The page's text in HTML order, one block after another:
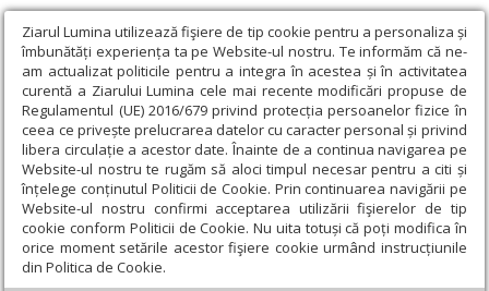
Ziarul Lumina utilizează fişiere de tip cookie pentru a personaliza și
îmbunătăți experiența ta pe Website-ul nostru. Te informăm că ne-
am actualizat politicile pentru a integra în acestea și în activitatea
curentă a Ziarului Lumina cele mai recente modificări propuse de
Regulamentul (UE) 2016/679 privind protecția persoanelor fizice în
ceea ce privește prelucrarea datelor cu caracter personal și privind
libera circulație a acestor date. Înainte de a continua navigarea pe
Website-ul nostru te rugăm să aloci timpul necesar pentru a citi și
înțelege conținutul Politicii de Cookie. Prin continuarea navigării pe
Website-ul nostru confirmi acceptarea utilizării fişierelor de tip
cookie conform Politicii de Cookie. Nu uita totuși că poți modifica în
orice moment setările acestor fişiere cookie urmând instrucțiunile
din Politica de Cookie.
Ziarul Lumina › Actualitate religioasă › Știri › Chipuri de părinți
duhovnicești evidențiate clericilor din București și Ilfov
Chipuri de părinți duhovnicești evidențiate
clericilor din București și Ilfov